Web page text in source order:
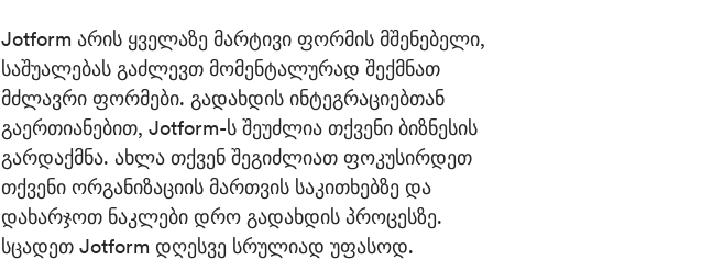
Jotform არის ყველაზე მარტივი ფორმის მშენებელი,
საშუალებას გაძლევთ მომენტალურად შექმნათ
მძლავრი ფორმები. გადახდის ინტეგრაციებთან
გაერთიანებით, Jotform-ს შეუძლია თქვენი ბიზნესის
გარდაქმნა. ახლა თქვენ შეგიძლიათ ფოკუსირდეთ
თქვენი ორგანიზაციის მართვის საკითხებზე და
დახარჯოთ ნაკლები დრო გადახდის პროცესზე.
სცადეთ Jotform დღესვე სრულიად უფასოდ.